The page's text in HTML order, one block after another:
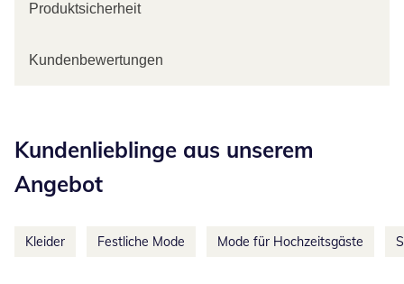
Produktsicherheit
Kundenbewertungen
Kundenlieblinge aus unserem
Angebot
Kleider Festliche Mode Mode für Hochzeitsgäste